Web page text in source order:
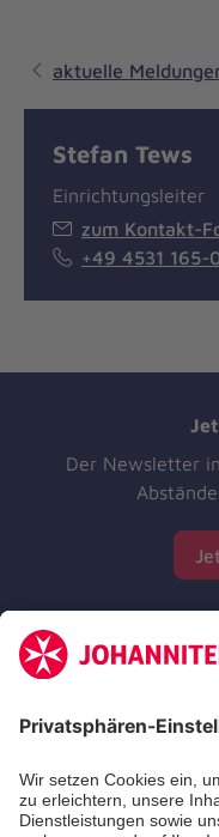
aktuelle
Stefan Tews
Einrichtungsleiter
zum Kontakt-
+49 4531 165-
Der Newsletter
Zertifizierung
Die Johanniter